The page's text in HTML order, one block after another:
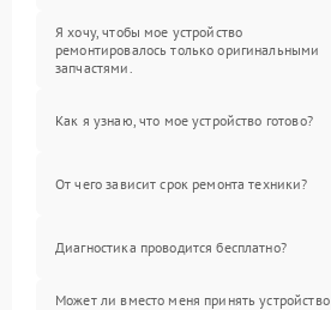
Я хочу, чтобы мое устройство
ремонтировалось только оригинальными
запчастями.
Как я узнаю, что мое устройство готово?
От чего зависит срок ремонта техники?
Диагностика проводится бесплатно?
Может ли вместо меня принять устройство